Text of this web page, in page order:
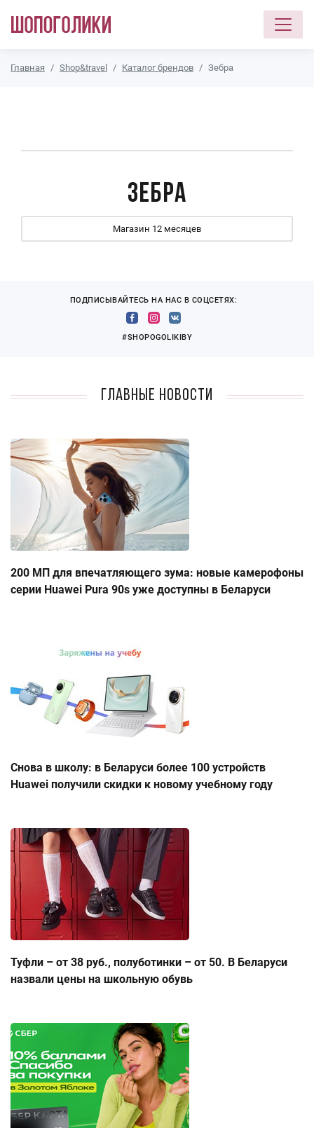
Главная Shop&travel Каталог брендов Зебра
Зебра
Магазин 12 месяцев
ПОДПИСЫВАЙТЕСЬ НА НАС В СОЦСЕТЯХ:
#SHOPOGOLIKIBY
Главные новости
200 МП для впечатляющего зума: новые камерофоны
серии Huawei Pura 90s уже доступны в Беларуси
Снова в школу: в Беларуси более 100 устройств
Huawei получили скидки к новому учебному году
Туфли – от 38 руб., полуботинки – от 50. В Беларуси
назвали цены на школьную обувь